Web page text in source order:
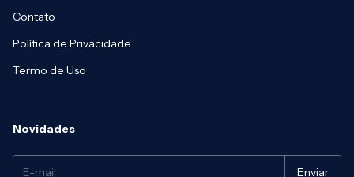
Contato
Política de Privacidade
Termo de Uso
Novidades